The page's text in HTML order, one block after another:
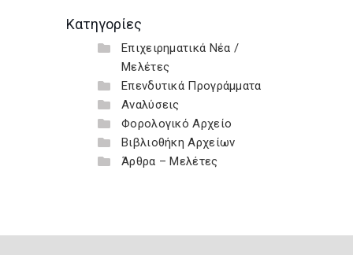
Κατηγορίες
Επιχειρηματικά Νέα /
Μελέτες
Επενδυτικά Προγράμματα
Αναλύσεις
Φορολογικό Αρχείο
Βιβλιοθήκη Αρχείων
Άρθρα – Μελέτες